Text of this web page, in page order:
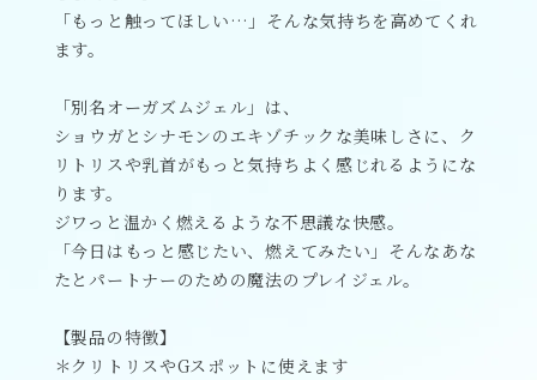
「もっと触ってほしい…」そんな気持ちを高めてくれ
ます。
「別名オーガズムジェル」は、
ショウガとシナモンのエキゾチックな美味しさに、ク
リトリスや乳首がもっと気持ちよく感じれるようにな
ります。
ジワっと温かく燃えるような不思議な快感。
「今日はもっと感じたい、燃えてみたい」そんなあな
たとパートナーのための魔法のプレイジェル。
【製品の特徴】
＊クリトリスやGスポットに使えます